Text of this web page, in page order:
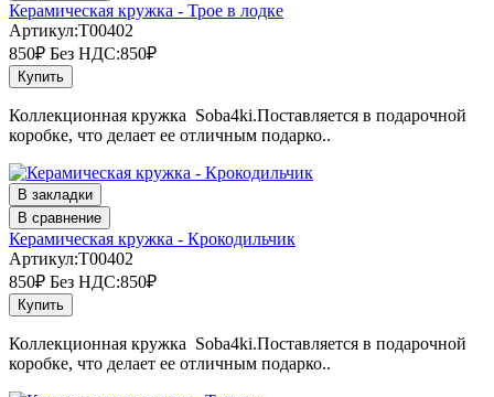
Керамическая кружка - Трое в лодке
Артикул:T00402
850₽ Без НДС:850₽
Купить
Коллекционная кружка Soba4ki.Поставляется в подарочной
коробке, что делает ее отличным подарко..
В закладки
В сравнение
Керамическая кружка - Крокодильчик
Артикул:T00402
850₽ Без НДС:850₽
Купить
Коллекционная кружка Soba4ki.Поставляется в подарочной
коробке, что делает ее отличным подарко..